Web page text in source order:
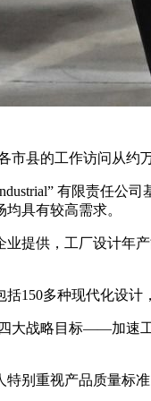
市县的工作访问从约
有限责任
具有较高需求。
提供，工厂设计年
150多种现代化设
大战略目标——加速
别重视产品质量标准